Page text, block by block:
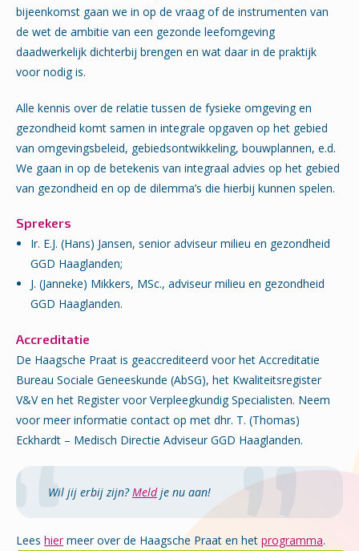
bijeenkomst gaan we in op de vraag of de instrumenten van
de wet de ambitie van een gezonde leefomgeving
daadwerkelijk dichterbij brengen en wat daar in de praktijk
voor nodig is.
Alle kennis over de relatie tussen de fysieke omgeving en
gezondheid komt samen in integrale opgaven op het gebied
van omgevingsbeleid, gebiedsontwikkeling, bouwplannen, e.d.
We gaan in op de betekenis van integraal advies op het gebied
van gezondheid en op de dilemma’s die hierbij kunnen spelen.
Sprekers
Ir. E.J. (Hans) Jansen, senior adviseur milieu en gezondheid
GGD Haaglanden;
J. (Janneke) Mikkers, MSc., adviseur milieu en gezondheid
GGD Haaglanden.
Accreditatie
De Haagsche Praat is geaccrediteerd voor het Accreditatie
Bureau Sociale Geneeskunde (AbSG), het Kwaliteitsregister
V&V en het Register voor Verpleegkundig Specialisten. Neem
voor meer informatie contact op met dhr. T. (Thomas)
Eckhardt – Medisch Directie Adviseur GGD Haaglanden.
Wil jij erbij zijn?Meldje nu aan!
Lees hier meer over de Haagsche Praat en het programma.